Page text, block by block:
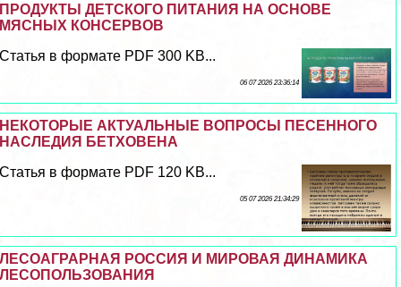
ПРОДУКТЫ ДЕТСКОГО ПИТАНИЯ НА ОСНОВЕ
МЯСНЫХ КОНСЕРВОВ
Статья в формате PDF 300 KB...
06 07 2026 23:36:14
НЕКОТОРЫЕ АКТУАЛЬНЫЕ ВОПРОСЫ ПЕСЕННОГО
НАСЛЕДИЯ БЕТХОВЕНА
Статья в формате PDF 120 KB...
05 07 2026 21:34:29
ЛЕСОАГРАРНАЯ РОССИЯ И МИРОВАЯ ДИНАМИКА
ЛЕСОПОЛЬЗОВАНИЯ